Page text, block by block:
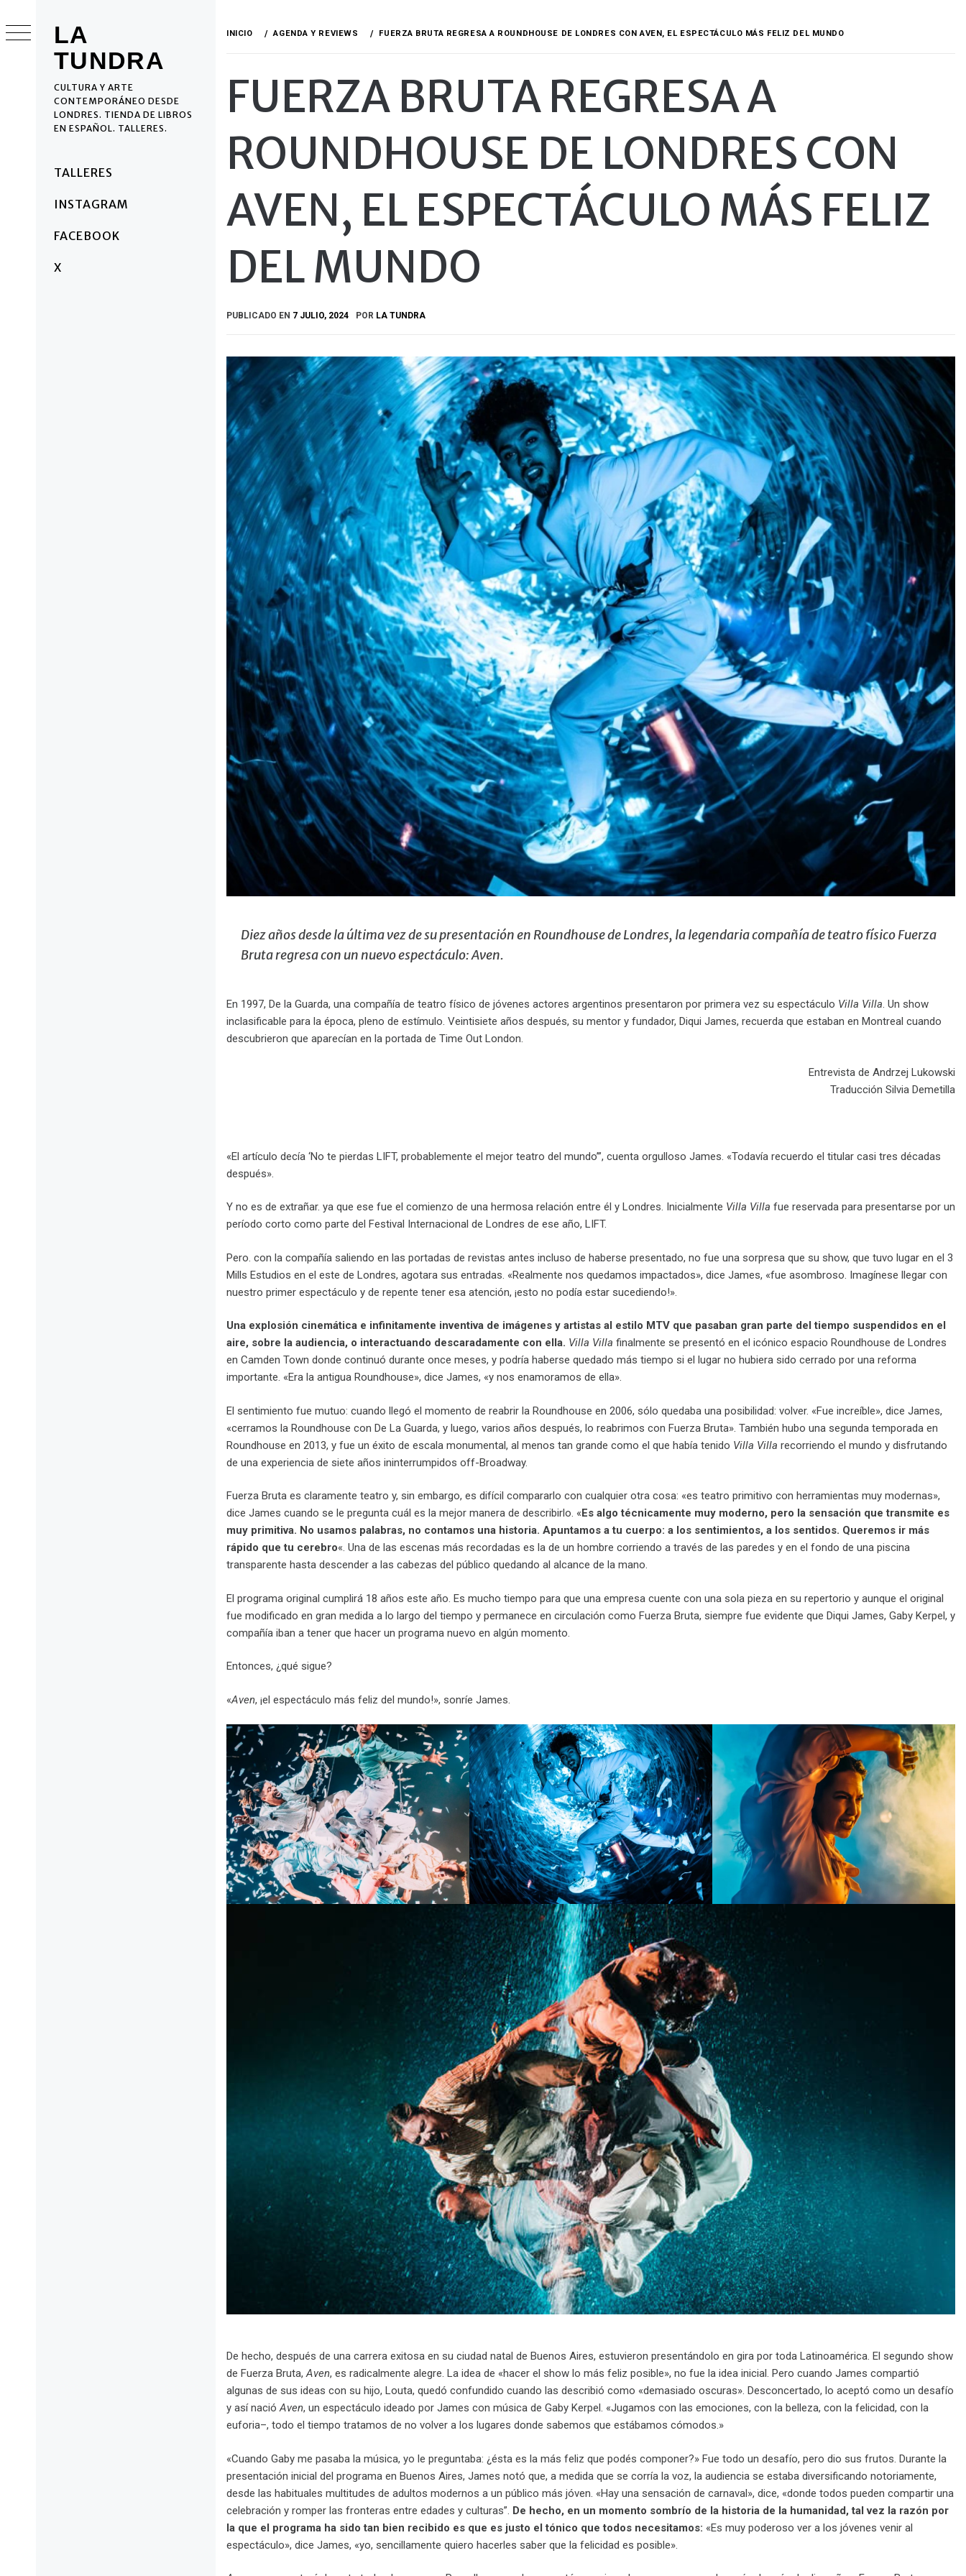
LA
TUNDRA
CULTURA Y ARTE
CONTEMPORÁNEO DESDE
LONDRES. TIENDA DE LIBROS
EN ESPAÑOL. TALLERES.
principal
TALLERES
INSTAGRAM
FACEBOOK
X
al
contenido
INICIO AGENDA Y REVIEWS FUERZA BRUTA REGRESA A ROUNDHOUSE DE LONDRES CON AVEN, EL ESPECTÁCULO MÁS FELIZ DEL MUNDO
FUERZA BRUTA REGRESA A
ROUNDHOUSE DE LONDRES CON
AVEN, EL ESPECTÁCULO MÁS FELIZ
DEL MUNDO
PUBLICADO EN 7 JULIO, 2024 POR LA TUNDRA
Diez años desde la última vez de su presentación en Roundhouse de Londres, la legendaria compañía de teatro físico Fuerza
Bruta regresa con un nuevo espectáculo: Aven.
En 1997, De la Guarda, una compañía de teatro físico de jóvenes actores argentinos presentaron por primera vez su espectáculo Villa Villa. Un show
inclasificable para la época, pleno de estímulo. Veintisiete años después, su mentor y fundador, Diqui James, recuerda que estaban en Montreal cuando
descubrieron que aparecían en la portada de Time Out London.
Entrevista de Andrzej Lukowski
Traducción Silvia Demetilla
«El artículo decía ‘No te pierdas LIFT, probablemente el mejor teatro del mundo’”, cuenta orgulloso James. «Todavía recuerdo el titular casi tres décadas
después».
Y no es de extrañar. ya que ese fue el comienzo de una hermosa relación entre él y Londres. Inicialmente Villa Villa fue reservada para presentarse por un
período corto como parte del Festival Internacional de Londres de ese año, LIFT.
Pero. con la compañía saliendo en las portadas de revistas antes incluso de haberse presentado, no fue una sorpresa que su show, que tuvo lugar en el 3
Mills Estudios en el este de Londres, agotara sus entradas. «Realmente nos quedamos impactados», dice James, «fue asombroso. Imagínese llegar con
nuestro primer espectáculo y de repente tener esa atención, ¡esto no podía estar sucediendo!».
Una explosión cinemática e infinitamente inventiva de imágenes y artistas al estilo MTV que pasaban gran parte del tiempo suspendidos en el
aire, sobre la audiencia, o interactuando descaradamente con ella. Villa Villa finalmente se presentó en el icónico espacio Roundhouse de Londres
en Camden Town donde continuó durante once meses, y podría haberse quedado más tiempo si el lugar no hubiera sido cerrado por una reforma
importante. «Era la antigua Roundhouse», dice James, «y nos enamoramos de ella».
El sentimiento fue mutuo: cuando llegó el momento de reabrir la Roundhouse en 2006, sólo quedaba una posibilidad: volver. «Fue increíble», dice James,
«cerramos la Roundhouse con De La Guarda, y luego, varios años después, lo reabrimos con Fuerza Bruta». También hubo una segunda temporada en
Roundhouse en 2013, y fue un éxito de escala monumental, al menos tan grande como el que había tenido Villa Villa recorriendo el mundo y disfrutando
de una experiencia de siete años ininterrumpidos off-Broadway.
Fuerza Bruta es claramente teatro y, sin embargo, es difícil compararlo con cualquier otra cosa: «es teatro primitivo con herramientas muy modernas»,
dice James cuando se le pregunta cuál es la mejor manera de describirlo. «Es algo técnicamente muy moderno, pero la sensación que transmite es
muy primitiva. No usamos palabras, no contamos una historia. Apuntamos a tu cuerpo: a los sentimientos, a los sentidos. Queremos ir más
rápido que tu cerebro«. Una de las escenas más recordadas es la de un hombre corriendo a través de las paredes y en el fondo de una piscina
transparente hasta descender a las cabezas del público quedando al alcance de la mano.
El programa original cumplirá 18 años este año. Es mucho tiempo para que una empresa cuente con una sola pieza en su repertorio y aunque el original
fue modificado en gran medida a lo largo del tiempo y permanece en circulación como Fuerza Bruta, siempre fue evidente que Diqui James, Gaby Kerpel, y
compañía iban a tener que hacer un programa nuevo en algún momento.
Entonces, ¿qué sigue?
«Aven, ¡el espectáculo más feliz del mundo!», sonríe James.
De hecho, después de una carrera exitosa en su ciudad natal de Buenos Aires, estuvieron presentándolo en gira por toda Latinoamérica. El segundo show
de Fuerza Bruta,Aven, es radicalmente alegre. La idea de «hacer el show lo más feliz posible», no fue la idea inicial. Pero cuando James compartió
algunas de sus ideas con su hijo, Louta, quedó confundido cuando las describió como «demasiado oscuras». Desconcertado, lo aceptó como un desafío
y así nacióAven, un espectáculo ideado por James con música de Gaby Kerpel. «Jugamos con las emociones, con la belleza, con la felicidad, con la
euforia–, todo el tiempo tratamos de no volver a los lugares donde sabemos que estábamos cómodos.»
«Cuando Gaby me pasaba la música, yo le preguntaba: ¿ésta es la más feliz que podés componer?» Fue todo un desafío, pero dio sus frutos. Durante la
presentación inicial del programa en Buenos Aires, James notó que, a medida que se corría la voz, la audiencia se estaba diversificando notoriamente,
desde las habituales multitudes de adultos modernos a un público más jóven. «Hay una sensación de carnaval», dice, «donde todos pueden compartir una
celebración y romper las fronteras entre edades y culturas”. De hecho, en un momento sombrío de la historia de la humanidad, tal vez la razón por
la que el programa ha sido tan bien recibido es que es justo el tónico que todos necesitamos: «Es muy poderoso ver a los jóvenes venir al
espectáculo», dice James, «yo, sencillamente quiero hacerles saber que la felicidad es posible».